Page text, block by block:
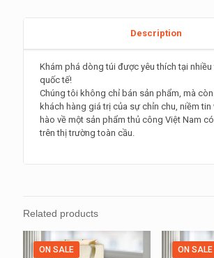
màu
xám
túi
thêu
tay
quai
Description
Khám phá dòng túi được yêu thích tại
quốc tế!
Chúng tôi không chỉ bán sản phẩm, mà
khách hàng giá trị của sự chỉn chu, niềm tin
hào về một sản phẩm thủ công Việt Nam
trên thị trường toàn cầu.
Related products
ON SALE ON SALE